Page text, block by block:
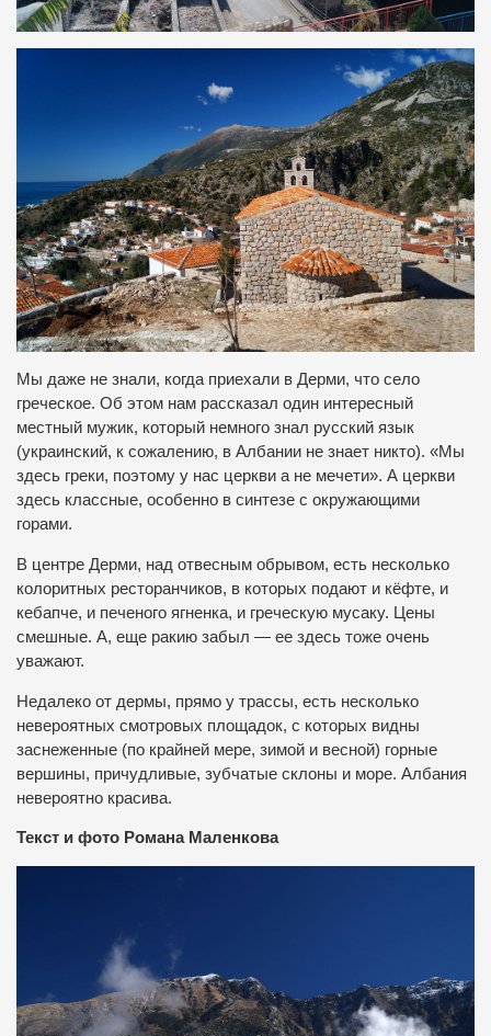
Мы даже не знали, когда приехали в Дерми, что село
греческое. Об этом нам рассказал один интересный
местный мужик, который немного знал русский язык
(украинский, к сожалению, в Албании не знает никто). «Мы
здесь греки, поэтому у нас церкви а не мечети». А церкви
здесь классные, особенно в синтезе с окружающими
горами.
В центре Дерми, над отвесным обрывом, есть несколько
колоритных ресторанчиков, в которых подают и кёфте, и
кебапче, и печеного ягненка, и греческую мусаку. Цены
смешные. А, еще ракию забыл — ее здесь тоже очень
уважают.
Недалеко от дермы, прямо у трассы, есть несколько
невероятных смотровых площадок, с которых видны
заснеженные (по крайней мере, зимой и весной) горные
вершины, причудливые, зубчатые склоны и море. Албания
невероятно красива.
Текст и фото Романа Маленкова